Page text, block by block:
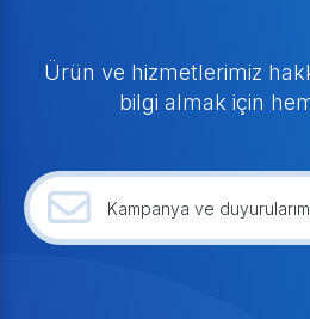
Ürün ve hizmetlerimiz
bilgi almak için